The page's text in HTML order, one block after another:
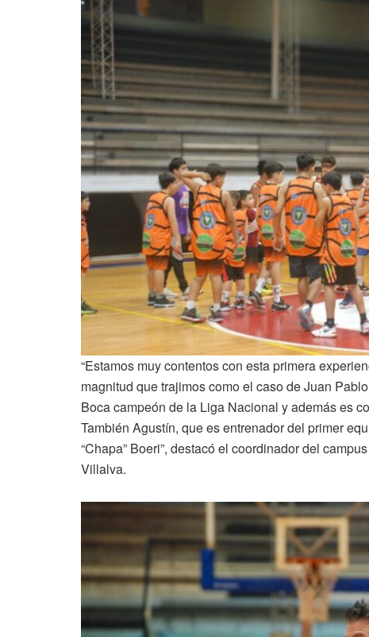
“Estamos muy contentos con esta primera
magnitud que trajimos como el caso de Juan
Boca campeón de la Liga Nacional y además es
También Agustín, que es entrenador del primer
“Chapa” Boeri”, destacó el coordinador del
Villalva.